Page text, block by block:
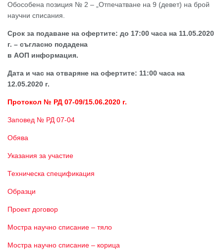
Обособена позиция № 2 – „Отпечатване на 9 (девет) на брой
научни списания.
Срок за подаване на офертите: до 17:00 часа на 11.05.2020
г. – съгласно подадена
в АОП информация.
Дата и час на отваряне на офертите: 11:00 часа на
12.05.2020 г.
Протокол № РД 07-09/15.06.2020 г.
Заповед № РД 07-04
Обява
Указания за участие
Техническа спецификация
Образци
Проект договор
Мостра научно списание – тяло
Мостра научно списание – корица